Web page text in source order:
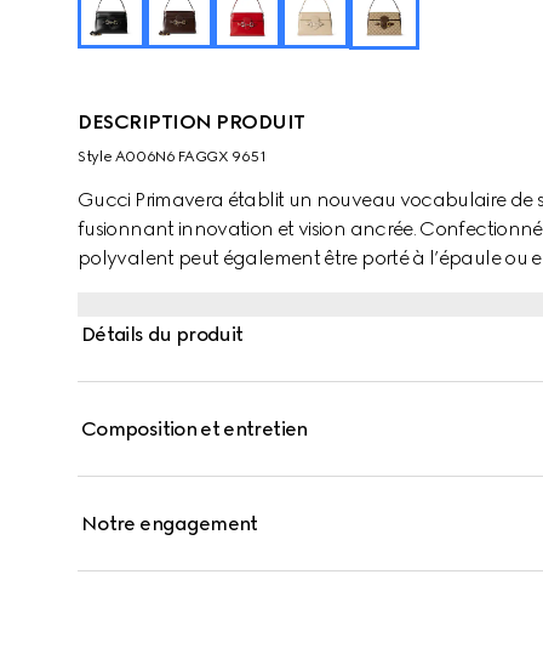
DESCRIPTION PRODUIT
Style ‎A006N6 FAGGX 9651
Gucci Primavera établit un nouveau vocabulaire de
fusionnant innovation et vision ancrée.
polyvalent peut également être porté à l’épaule ou
Détails du produit
Composition et entretien
Notre engagement